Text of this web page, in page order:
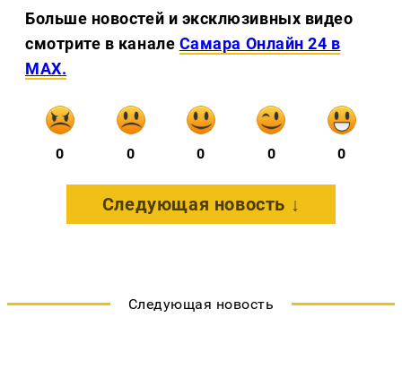
Больше новостей и эксклюзивных видео
смотрите в канале Самара Онлайн 24 в
MAX.
0 0 0 0 0
Следующая новость ↓
Следующая новость